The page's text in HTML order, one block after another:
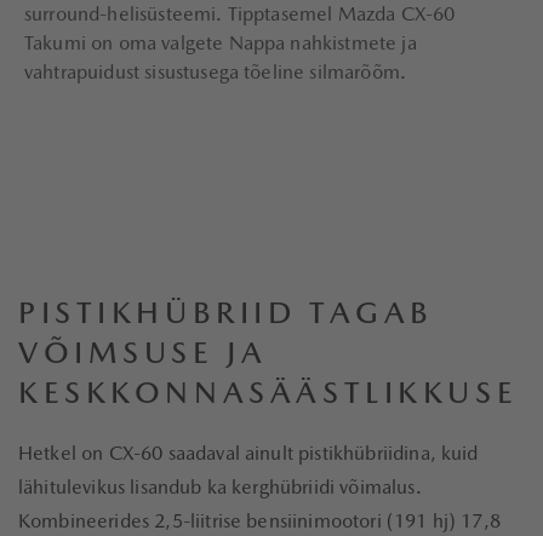
surround-helisüsteemi. Tipptasemel Mazda CX-60
Takumi on oma valgete Nappa nahkistmete ja
vahtrapuidust sisustusega tõeline silmarõõm.
PISTIKHÜBRIID TAGAB
VÕIMSUSE JA
KESKKONNASÄÄSTLIKKUSE
Hetkel on CX-60 saadaval ainult pistikhübriidina, kuid
lähitulevikus lisandub ka kerghübriidi võimalus.
Kombineerides 2,5-liitrise bensiinimootori (191 hj) 17,8